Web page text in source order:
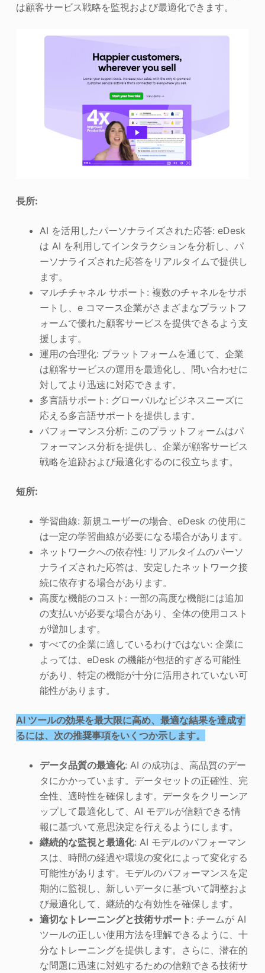
は顧客サービス戦略を監視および最適化できます。
長所:
AI を活用したパーソナライズされた応答: eDesk
は AI を利用してインタラクションを分析し、パ
ーソナライズされた応答をリアルタイムで提供し
ます。
マルチチャネル サポート: 複数のチャネルをサポ
ートし、e コマース企業がさまざまなプラットフ
ォームで優れた顧客サービスを提供できるよう支
援します。
運用の合理化: プラットフォームを通じて、企業
は顧客サービスの運用を最適化し、問い合わせに
対してより迅速に対応できます。
多言語サポート: グローバルなビジネスニーズに
応える多言語サポートを提供します。
パフォーマンス分析: このプラットフォームはパ
フォーマンス分析を提供し、企業が顧客サービス
戦略を追跡および最適化するのに役立ちます。
短所:
学習曲線: 新規ユーザーの場合、eDesk の使用に
は一定の学習曲線が必要になる場合があります。
ネットワークへの依存性: リアルタイムのパーソ
ナライズされた応答は、安定したネットワーク接
続に依存する場合があります。
高度な機能のコスト: 一部の高度な機能には追加
の支払いが必要な場合があり、全体の使用コスト
が増加します。
すべての企業に適しているわけではない: 企業に
よっては、eDesk の機能が包括的すぎる可能性
があり、特定の機能が十分に活用されていない可
能性があります。
AI ツールの効果を最大限に高め、最適な結果を達成す
るには、次の推奨事項をいくつか示します。
データ品質の最適化: AI の成功は、高品質のデー
タにかかっています。データセットの正確性、完
全性、適時性を確保します。データをクリーンア
ップして最適化して、AI モデルが信頼できる情
報に基づいて意思決定を行えるようにします。
継続的な監視と最適化: AI モデルのパフォーマン
スは、時間の経過や環境の変化によって変化する
可能性があります。モデルのパフォーマンスを定
期的に監視し、新しいデータに基づいて調整およ
び最適化して、継続的な有効性を確保します。
適切なトレーニングと技術サポート : チームが AI
ツールの正しい使用方法を理解できるように、十
分なトレーニングを提供します。さらに、潜在的
な問題に迅速に対処するための信頼できる技術サ